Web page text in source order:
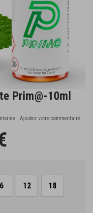
Prim@-10ml
Ajoutez votre commentaire
6 12 18